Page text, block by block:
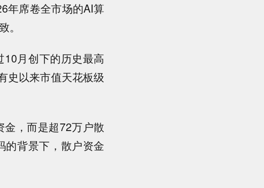
年席卷全市场的AI算
。
月创下的历史最高
史以来市值天花板级
，而是超72万户散
的背景下，散户资金